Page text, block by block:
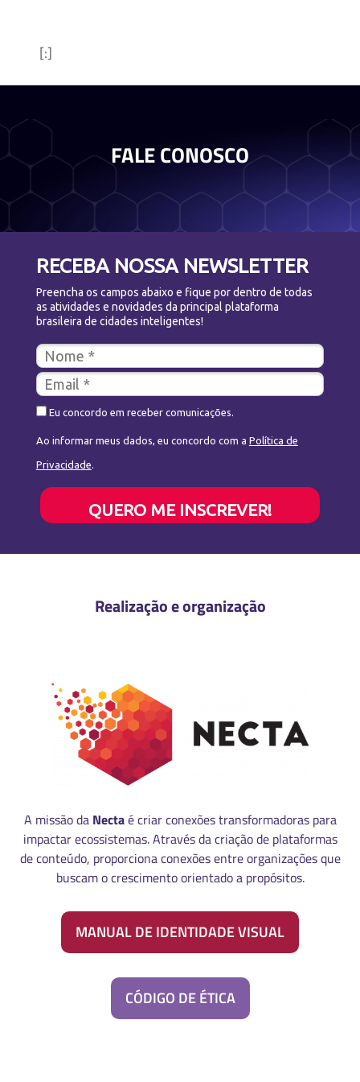
[:]
FALE CONOSCO
RECEBA NOSSA NEWSLETTER
Preencha os campos abaixo e fique por dentro de todas
as atividades e novidades da principal plataforma
brasileira de cidades inteligentes!
Eu concordo em receber comunicações.
Ao informar meus dados, eu concordo com a Política de
Privacidade.
QUERO ME INSCREVER!
Realização e organização
A missão da Nectaé criar conexões transformadoras para
impactar ecossistemas. Através da criação de plataformas
de conteúdo, proporciona conexões entre organizações que
buscam o crescimento orientado a propósitos.
MANUAL DE IDENTIDADE VISUAL
CÓDIGO DE ÉTICA